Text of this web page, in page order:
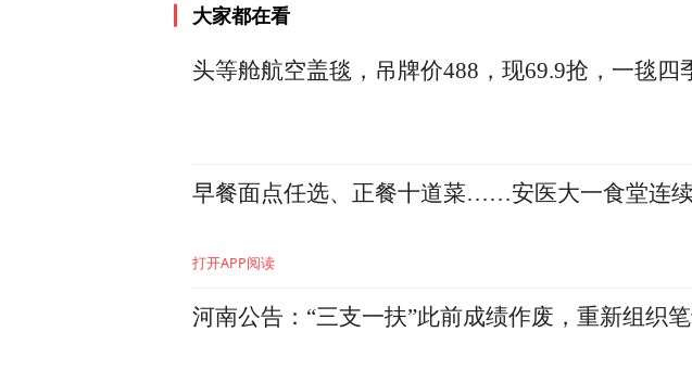
大家都在看
头等舱航空盖毯，吊牌价488，现69.9抢，一毯四
早餐面点任选、正餐十道菜……安医大一食堂连
打开APP阅读
河南公告：“三支一扶”此前成绩作废，重新组织